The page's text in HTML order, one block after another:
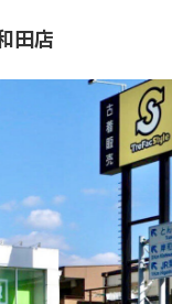
田店